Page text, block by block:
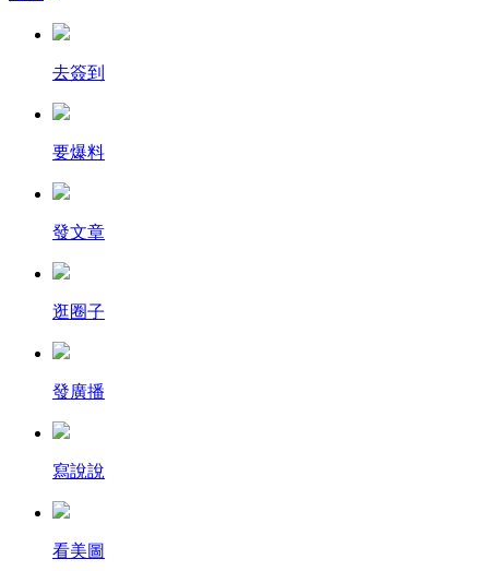
去簽到
要爆料
發文章
逛圈子
發廣播
寫說說
看美圖